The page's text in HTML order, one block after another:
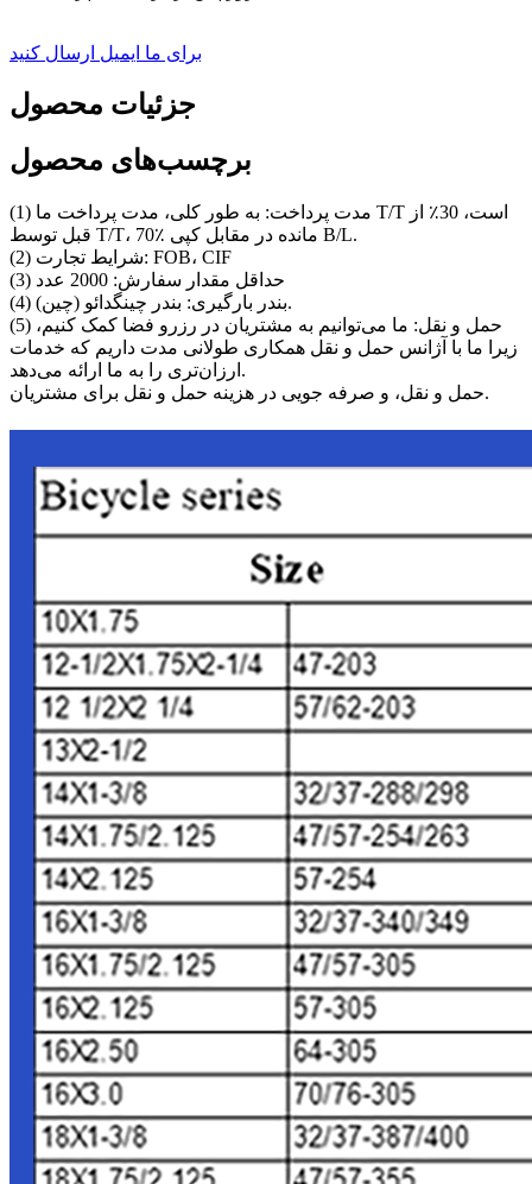
برای ما ایمیل ارسال کنید
جزئیات محصول
برچسب‌های محصول
(1) مدت پرداخت: به طور کلی، مدت پرداخت ما T/T است، 30٪ از
قبل توسط T/T، 70٪ مانده در مقابل کپی B/L.
(2) شرایط تجارت: FOB، CIF
(3) حداقل مقدار سفارش: 2000 عدد
(4) بندر بارگیری: بندر چینگدائو (چین).
(5) حمل و نقل: ما می‌توانیم به مشتریان در رزرو فضا کمک کنیم،
زیرا ما با آژانس حمل و نقل همکاری طولانی مدت داریم که خدمات
ارزان‌تری را به ما ارائه می‌دهد.
حمل و نقل، و صرفه جویی در هزینه حمل و نقل برای مشتریان.